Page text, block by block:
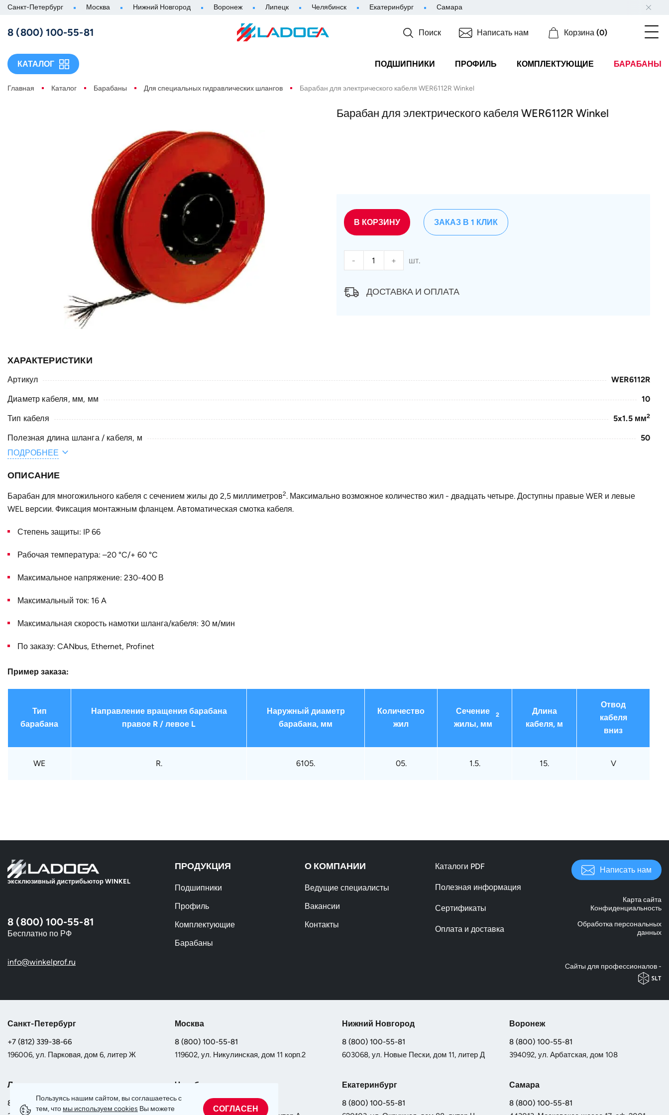
Санкт-Петербург Москва Нижний Новгород Воронеж Липецк Челябинск Екатеринбург Самара
8 (800) 100-55-81 Поиск Написать нам Корзина (0)
КАТАЛОГ ПОДШИПНИКИ ПРОФИЛЬ КОМПЛЕКТУЮЩИЕ БАРАБАНЫ
Главная Каталог Барабаны Для специальных гидравлических шлангов Барабан для электрического кабеля WER6112R Winkel
Барабан для электрического кабеля WER6112R Winkel
В КОРЗИНУ
- + шт.
ЗАКАЗ В 1 КЛИК
ДОСТАВКА И ОПЛАТА
ХАРАКТЕРИСТИКИ
Артикул WER6112R
Диаметр кабеля, мм, мм 10
Тип кабеля 5x1.5 мм2
Полезная длина шланга / кабеля, м 50
A, мм
E, мм
C, мм размеры по запросу
B, мм
Конструктивное исполнение
Наружный диаметр D, мм
ПОДРОБНЕЕ
ОПИСАНИЕ
Барабан для многожильного кабеля с сечением жилы до 2,5 миллиметров2. Максимально возможное количество жил - двадцать четыре. Доступны правые WER и левые
WEL версии. Фиксация монтажным фланцем. Автоматическая смотка кабеля.
Степень защиты: IP 66
Рабочая температура: –20 °C/+ 60 °C
Максимальное напряжение: 230-400 В
Максимальный ток: 16 A
Максимальная скорость намотки шланга/кабеля: 30 м/мин
По заказу: CANbus, Ethernet, Profinet
Пример заказа:
Тип
барабана
Направление вращения барабана
правое R / левое L
Наружный диаметр
барабана, мм
Количество
жил
Сечение
жилы, мм
2
Длина
кабеля, м
Отвод
кабеля
вниз
WE R. 6105. 05. 1.5. 15. V
эксклюзивный дистрибьютор WINKEL
8 (800) 100-55-81
Бесплатно по РФ
info@winkelprof.ru
ПРОДУКЦИЯ
Подшипники
Профиль
Комплектующие
Барабаны
О КОМПАНИИ
Ведущие специалисты
Вакансии
Контакты
Каталоги PDF
Полезная информация
Сертификаты
Оплата и доставка
Написать нам
Карта сайта
Конфиденциальность
Обработка персональных
данных
Cайты для профессионалов -
Санкт-Петербург
+7 (812) 339-38-66
196006, ул. Парковая, дом 6, литер Ж
Москва
8 (800) 100-55-81
119602, ул. Никулинская, дом 11 корп.2
Нижний Новгород
8 (800) 100-55-81
603068, ул. Новые Пески, дом 11, литер Д
Воронеж
8 (800) 100-55-81
394092, ул. Арбатская, дом 108
Липецк
8 (800) 100-55-81
Челябинск
8 (800) 100-55-81
Екатеринбург
8 (800) 100-55-81
Самара
8 (800) 100-55-81
Пользуясь нашим сайтом, вы соглашаетесь с
тем, что мы используем сookies Вы можете СОГЛАСЕН